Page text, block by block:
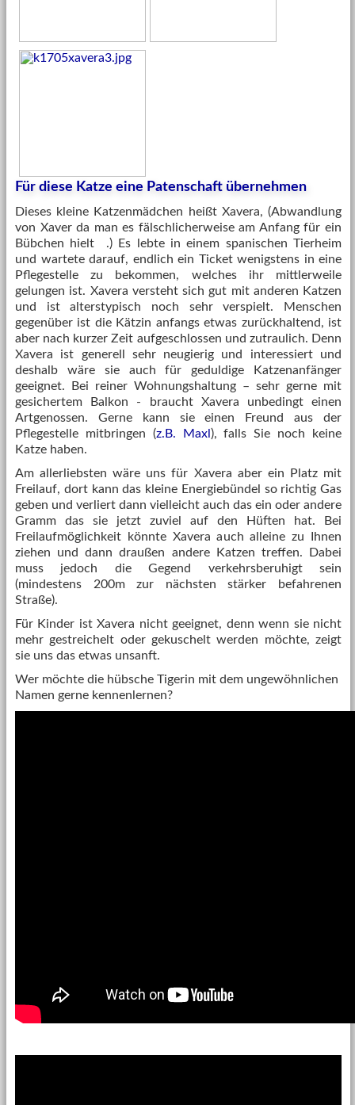
Für diese Katze eine Patenschaft übernehmen
Dieses kleine Katzenmädchen heißt Xavera, (Abwandlung
von Xaver da man es fälschlicherweise am Anfang für ein
Bübchen hielt
.) Es lebte in einem spanischen Tierheim
und wartete darauf, endlich ein Ticket wenigstens in eine
Pflegestelle zu bekommen, welches ihr mittlerweile
gelungen ist. Xavera versteht sich gut mit anderen Katzen
und ist alterstypisch noch sehr verspielt. Menschen
gegenüber ist die Kätzin anfangs etwas zurückhaltend, ist
aber nach kurzer Zeit aufgeschlossen und zutraulich. Denn
Xavera ist generell sehr neugierig und interessiert und
deshalb wäre sie auch für geduldige Katzenanfänger
geeignet. Bei reiner Wohnungshaltung – sehr gerne mit
gesichertem Balkon - braucht Xavera unbedingt einen
Artgenossen. Gerne kann sie einen Freund aus der
Pflegestelle mitbringen (z.B. Maxl ), falls Sie noch keine
Katze haben.
Am allerliebsten wäre uns für Xavera aber ein Platz mit
Freilauf, dort kann das kleine Energiebündel so richtig Gas
geben und verliert dann vielleicht auch das ein oder andere
Gramm das sie jetzt zuviel auf den Hüften hat. Bei
Freilaufmöglichkeit könnte Xavera auch alleine zu Ihnen
ziehen und dann draußen andere Katzen treffen. Dabei
muss jedoch die Gegend verkehrsberuhigt sein
(mindestens 200m zur nächsten stärker befahrenen
Straße).
Für Kinder ist Xavera nicht geeignet, denn wenn sie nicht
mehr gestreichelt oder gekuschelt werden möchte, zeigt
sie uns das etwas unsanft.
Wer möchte die hübsche Tigerin mit dem ungewöhnlichen
Namen gerne kennenlernen?